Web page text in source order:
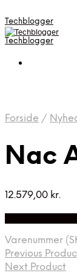
Techblogger
Techblogger
Forside /
Nac
12.579,00 kr.
Varenummer
Previous
Next Product